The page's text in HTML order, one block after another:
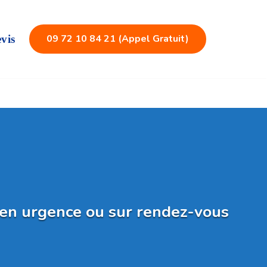
09 72 10 84 21 (Appel Gratuit)
urgence ou sur rendez-vous